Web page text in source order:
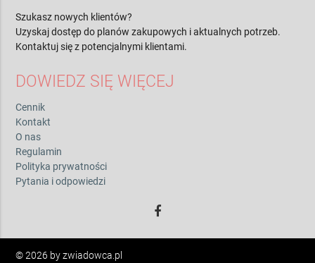
Szukasz nowych klientów?
Uzyskaj dostęp do planów zakupowych i aktualnych potrzeb.
Kontaktuj się z potencjalnymi klientami.
DOWIEDZ SIĘ WIĘCEJ
Cennik
Kontakt
O nas
Regulamin
Polityka prywatności
Pytania i odpowiedzi
© 2026 by zwiadowca.pl